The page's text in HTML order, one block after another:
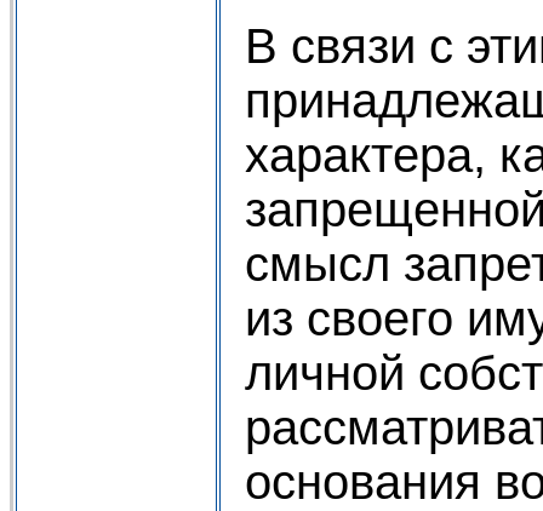
В связи с
характера,
смысл
из своего
личной
основания